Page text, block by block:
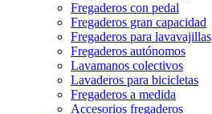
Fregaderos con pedal
Fregaderos gran capacidad
Fregaderos para lavavajillas
Fregaderos autónomos
Lavamanos colectivos
Lavaderos para bicicletas
Fregaderos a medida
Accesorios fregaderos